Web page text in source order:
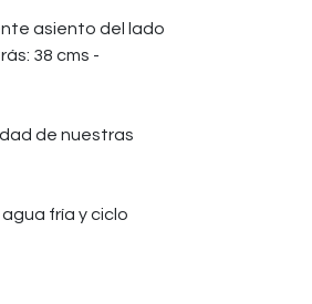
asiento del lado
38 cms -
de nuestras
fría y ciclo